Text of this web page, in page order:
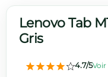
Lenovo Tab
Gris
4.7/5Voir